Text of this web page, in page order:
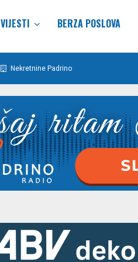
VIJESTI BERZA POSLOVA
Nekretnine Padrino